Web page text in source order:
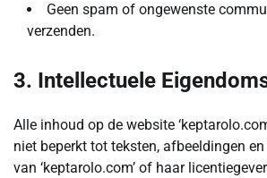
Geen spam of ongewenste
verzenden.
3. Intellectuele
Alle inhoud op de website
niet beperkt tot teksten, afbeeldingen en
van ‘keptarolo.com’ of haar